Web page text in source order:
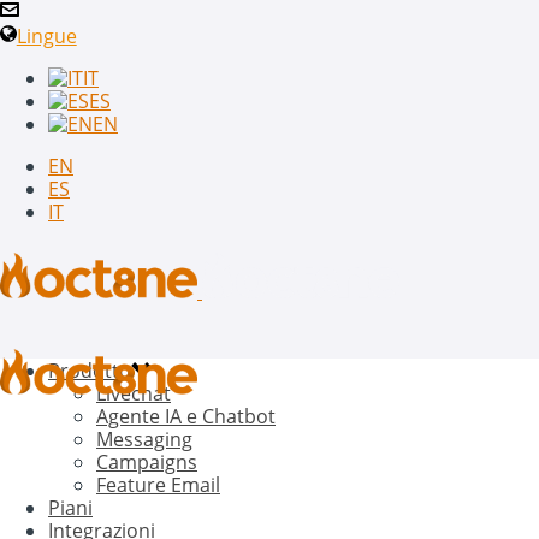
Lingue
IT
ES
EN
EN
ES
IT
Prodotto
Livechat
Agente IA e Chatbot
Messaging
Campaigns
Feature Email
Piani
Integrazioni